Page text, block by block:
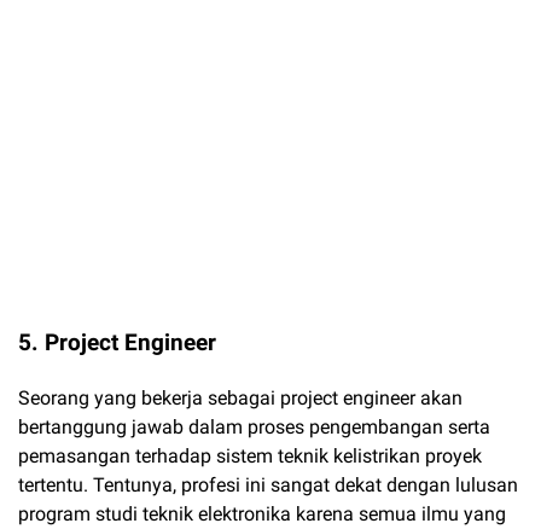
5. Project Engineer
Seorang yang bekerja sebagai project engineer akan
bertanggung jawab dalam proses pengembangan serta
pemasangan terhadap sistem teknik kelistrikan proyek
tertentu. Tentunya, profesi ini sangat dekat dengan lulusan
program studi teknik elektronika karena semua ilmu yang